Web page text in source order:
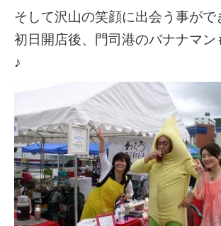
そして沢山の笑顔に出会う事がで
初日開店後、門司港のバナナマン
♪